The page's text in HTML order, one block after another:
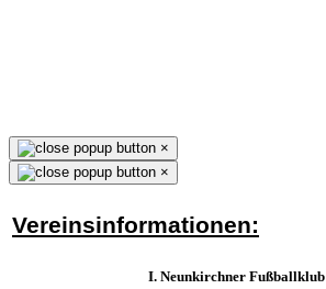
×
×
Vereinsinformationen:
I. Neunkirchner Fußballklub